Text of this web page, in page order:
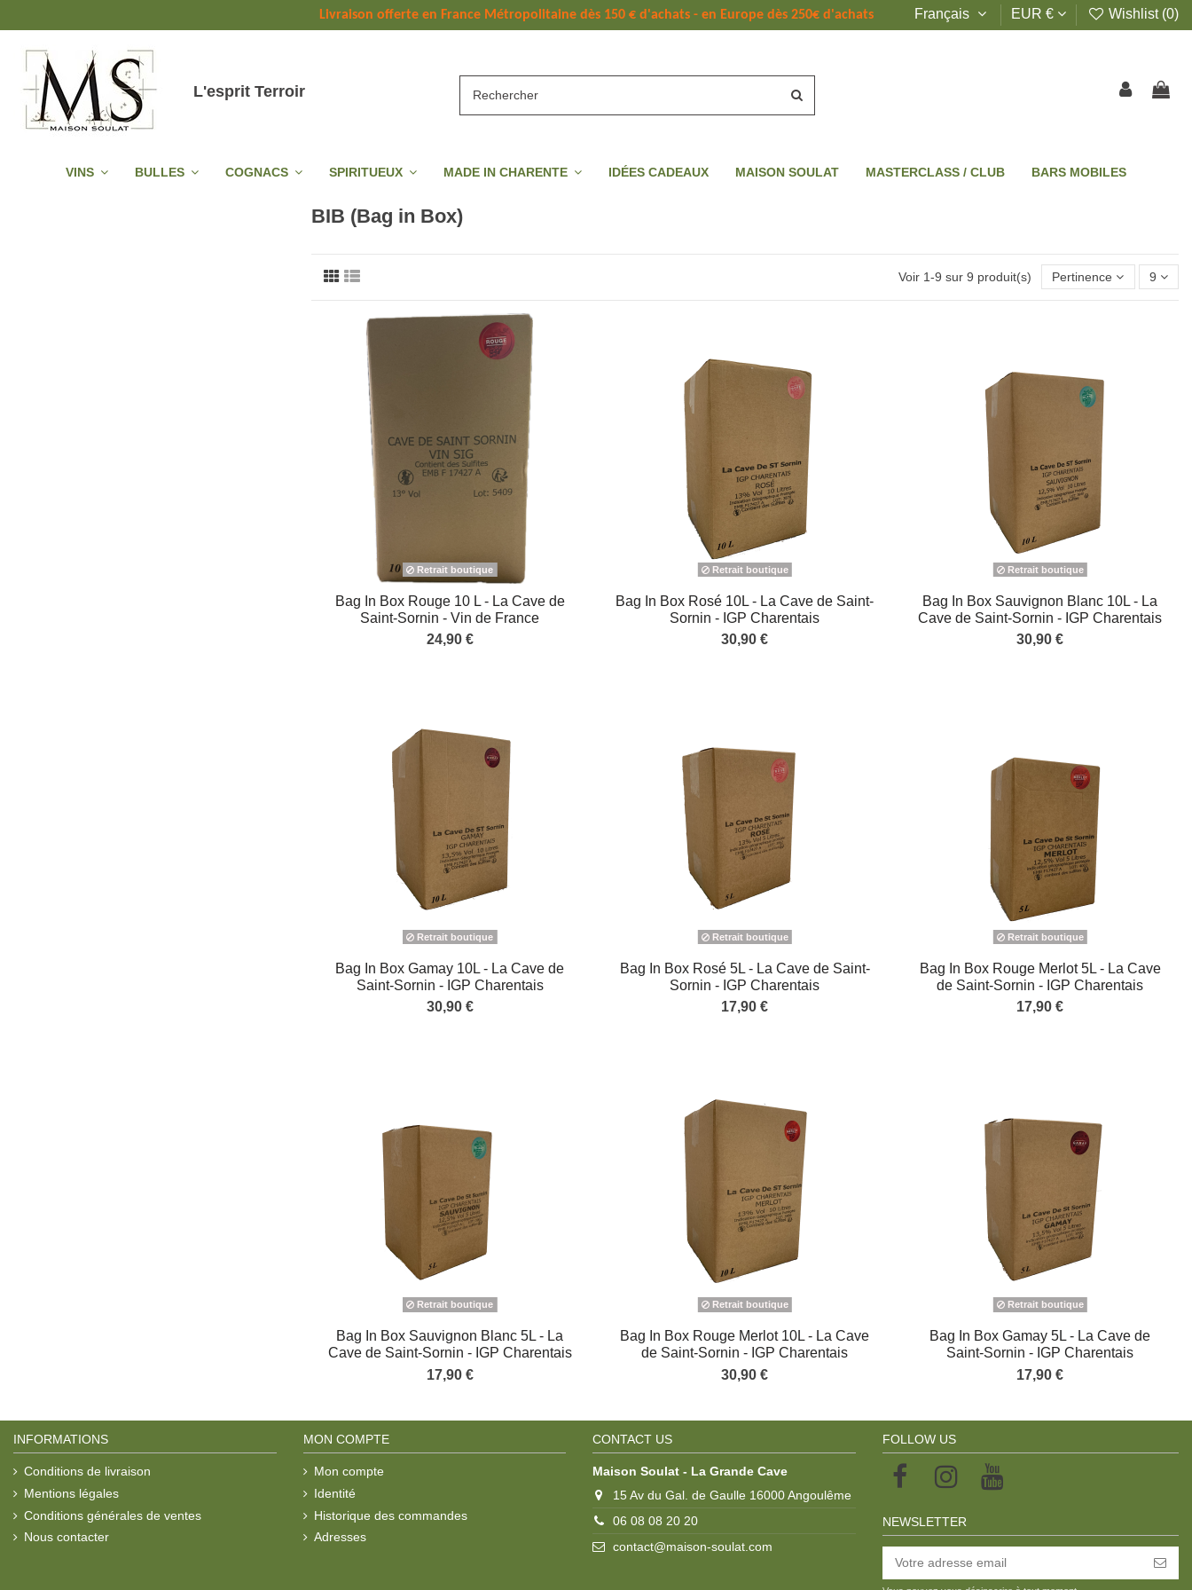
Livraison offerte en France Métropolitaine dès 150 € d'achats - en Europe dès 250€ d'achats Français EUR € Wishlist (0)
L'esprit Terroir
VINS BULLES COGNACS SPIRITUEUX MADE IN CHARENTE IDÉES CADEAUX MAISON SOULAT MASTERCLASS / CLUB BARS MOBILES
BIB (Bag in Box)
Voir 1-9 sur 9 produit(s) Pertinence 9
Retrait boutique
Bag In Box Rouge 10 L - La Cave de
Saint-Sornin - Vin de France
24,90 €
Retrait boutique
Bag In Box Rosé 10L - La Cave de Saint-
Sornin - IGP Charentais
30,90 €
Retrait boutique
Bag In Box Sauvignon Blanc 10L - La
Cave de Saint-Sornin - IGP Charentais
30,90 €
Retrait boutique
Bag In Box Gamay 10L - La Cave de
Saint-Sornin - IGP Charentais
30,90 €
Retrait boutique
Bag In Box Rosé 5L - La Cave de Saint-
Sornin - IGP Charentais
17,90 €
Retrait boutique
Bag In Box Rouge Merlot 5L - La Cave
de Saint-Sornin - IGP Charentais
17,90 €
Retrait boutique
Bag In Box Sauvignon Blanc 5L - La
Cave de Saint-Sornin - IGP Charentais
17,90 €
Retrait boutique
Bag In Box Rouge Merlot 10L - La Cave
de Saint-Sornin - IGP Charentais
30,90 €
Retrait boutique
Bag In Box Gamay 5L - La Cave de
Saint-Sornin - IGP Charentais
17,90 €
INFORMATIONS
Conditions de livraison
Mentions légales
Conditions générales de ventes
Nous contacter
MON COMPTE
Mon compte
Identité
Historique des commandes
Adresses
CONTACT US
Maison Soulat - La Grande Cave
15 Av du Gal. de Gaulle 16000 Angoulême
06 08 08 20 20
contact@maison-soulat.com
FOLLOW US
NEWSLETTER